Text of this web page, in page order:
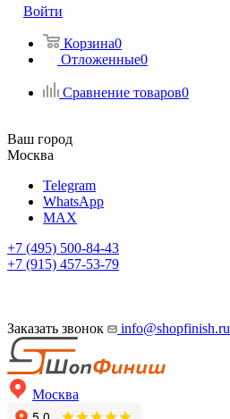
Войти
Корзина0
Отложенные0
Сравнение товаров0
Ваш город
Москва
Telegram
WhatsApp
MAX
+7 (495) 500-84-43
+7 (915) 457-53-79
Заказать звонок info@shopfinish.ru
Москва